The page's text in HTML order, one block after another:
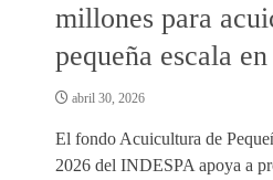
millones para
pequeña escala
abril 30, 2026
El fondo Acuicultura de
2026 del INDESPA apoya a